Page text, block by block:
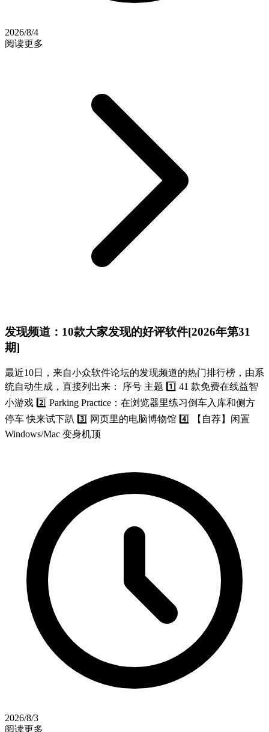
2026/8/4
阅读更多
发现频道：10款大家发现的好评软件[2026年第31
期]
最近10日，来自小众软件论坛的发现频道的热门排行榜，由系
统自动生成，直接列出来： 序号 主题 1️⃣ 41 款免费在线益智
小游戏 2️⃣ Parking Practice：在浏览器里练习倒车入库和侧方
停车 快来试下趴 3️⃣ 网页里的电脑博物馆 4️⃣ 【自荐】闲置
Windows/Mac 变身机顶
2026/8/3
阅读更多